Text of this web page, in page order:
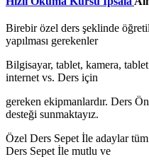
Birebir özel ders şeklinde
yapılması gerekenler
Bilgisayar, tablet, kamera,
internet vs. Ders için
gereken ekipmanlardır. Ders
desteği sunmaktayız.
Özel Ders Sepet İle adaylar
Ders Sepet İle mutlu ve